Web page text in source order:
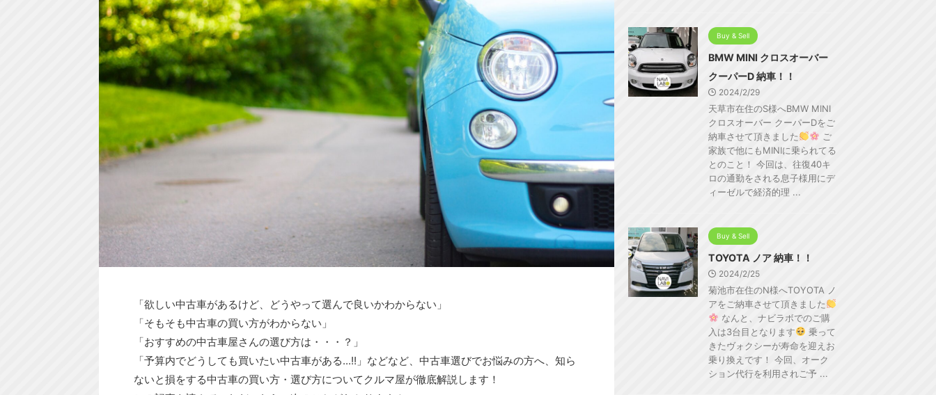
「欲しい中古車があるけど、どうやって選んで良いかわからない」
「そもそも中古車の買い方がわからない」
「おすすめの中古車屋さんの選び方は・・・？」
「予算内でどうしても買いたい中古車がある...!!」などなど、中古車選びでお悩みの方へ、知ら
ないと損をする中古車の買い方・選び方についてクルマ屋が徹底解説します！
Buy & Sell
BMW MINI クロスオーバー
クーパーD 納車！！
2024/2/29
天草市在住のS様へBMW MINI
クロスオーバー クーパーDをご
納車させて頂きました
ご
家族で他にもMINIに乗られてる
とのこと！ 今回は、往復40キ
ロの通勤をされる息子様用にデ
ィーゼルで経済的理 ...
Buy & Sell
TOYOTA ノア 納車！！
2024/2/25
菊池市在住のN様へTOYOTA ノ
アをご納車させて頂きました
なんと、ナビラボでのご購
入は3台目となります
乗って
きたヴォクシーが寿命を迎えお
乗り換えです！ 今回、オーク
ション代行を利用されご予 ...